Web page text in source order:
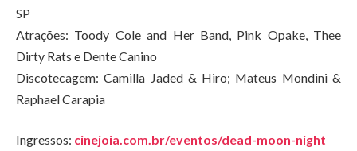
SP
Atrações: Toody Cole and Her Band, Pink Opake, Thee
Dirty Rats e Dente Canino
Discotecagem: Camilla Jaded & Hiro; Mateus Mondini &
Raphael Carapia
Ingressos: cinejoia.com.br/eventos/dead-moon-night